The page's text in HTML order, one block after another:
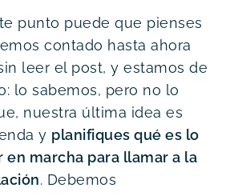
punto puede que pienses
contado hasta ahora
leer el post, y estamos de
lo sabemos, pero no lo
nuestra última idea es
y planifiques qué es lo
en marcha para llamar a la
. Debemos